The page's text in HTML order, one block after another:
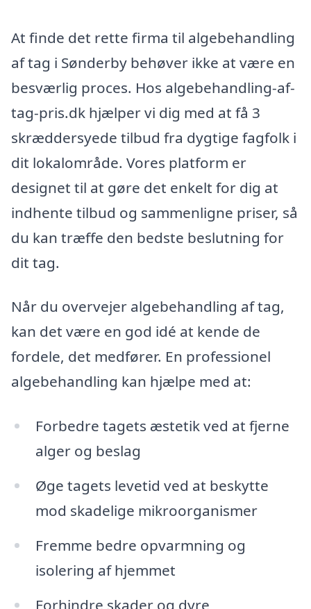
At finde det rette firma til algebehandling
af tag i Sønderby behøver ikke at være en
besværlig proces. Hos algebehandling-af-
tag-pris.dk hjælper vi dig med at få 3
skræddersyede tilbud fra dygtige fagfolk i
dit lokalområde. Vores platform er
designet til at gøre det enkelt for dig at
indhente tilbud og sammenligne priser, så
du kan træffe den bedste beslutning for
dit tag.
Når du overvejer algebehandling af tag,
kan det være en god idé at kende de
fordele, det medfører. En professionel
algebehandling kan hjælpe med at:
Forbedre tagets æstetik ved at fjerne
alger og beslag
Øge tagets levetid ved at beskytte
mod skadelige mikroorganismer
Fremme bedre opvarmning og
isolering af hjemmet
Forhindre skader og dyre